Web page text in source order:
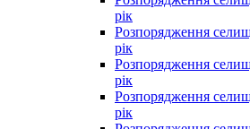
рік
Розпорядження
рік
Розпорядження
рік
Розпорядження
рік